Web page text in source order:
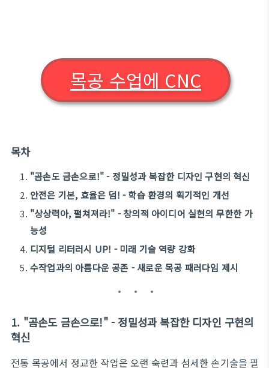
목공 수업에 CNC
목차
"곰손도 금손으로!" - 정밀성과 복잡한 디자인 구현의 혁신
안전은 기본, 효율은 덤! - 학습 환경의 획기적인 개선
"상상력아, 펼쳐져라!" - 창의적 아이디어 실현의 무한한 가
능성
디지털 리터러시 UP! - 미래 기술 역량 강화
수작업과의 아름다운 공존 - 새로운 목공 패러다임 제시
1. "곰손도 금손으로!" - 정밀성과 복잡한 디자인 구현의
혁신
전통 목공에서 정교한 작업은 오랜 숙련과 섬세한 손기술을 필